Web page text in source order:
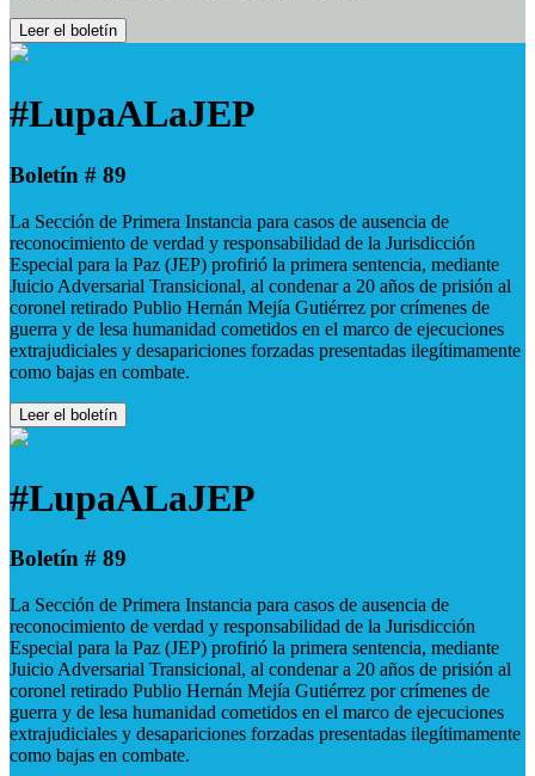
Leer el boletín
#LupaALaJEP
Boletín # 89
La Sección de Primera Instancia para casos de ausencia de
reconocimiento de verdad y responsabilidad de la Jurisdicción
Especial para la Paz (JEP) profirió la primera sentencia, mediante
Juicio Adversarial Transicional, al condenar a 20 años de prisión al
coronel retirado Publio Hernán Mejía Gutiérrez por crímenes de
guerra y de lesa humanidad cometidos en el marco de ejecuciones
extrajudiciales y desapariciones forzadas presentadas ilegítimamente
como bajas en combate.
Leer el boletín
#LupaALaJEP
Boletín # 89
La Sección de Primera Instancia para casos de ausencia de
reconocimiento de verdad y responsabilidad de la Jurisdicción
Especial para la Paz (JEP) profirió la primera sentencia, mediante
Juicio Adversarial Transicional, al condenar a 20 años de prisión al
coronel retirado Publio Hernán Mejía Gutiérrez por crímenes de
guerra y de lesa humanidad cometidos en el marco de ejecuciones
extrajudiciales y desapariciones forzadas presentadas ilegítimamente
como bajas en combate.